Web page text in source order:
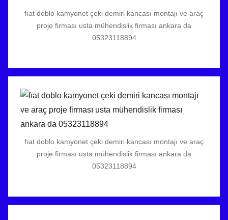
fıat doblo kamyonet çeki demiri kancası montajı ve araç
proje firması usta mühendislik firması ankara da
05323118894
fıat doblo kamyonet çeki demiri kancası montajı ve araç
proje firması usta mühendislik firması ankara da
05323118894